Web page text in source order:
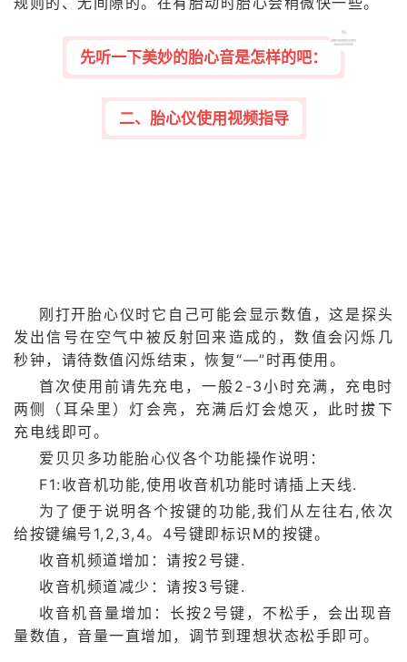
先听一下美妙的胎心音是怎样的吧：
二、胎心仪使用视频指导
刚打开胎心仪时它自己可能会显示数值，这是探头
发出信号在空气中被反射回来造成的，数值会闪烁几
秒钟，请待数值闪烁结束，恢复“—”时再使用。
首次使用前请先充电，一般2-3小时充满，充电时
两侧（耳朵里）灯会亮，充满后灯会熄灭，此时拔下
充电线即可。
爱贝贝多功能胎心仪各个功能操作说明：
F1:收音机功能,使用收音机功能时请插上天线.
为了便于说明各个按键的功能,我们从左往右,依次
给按键编号1,2,3,4。4号键即标识M的按键。
收音机频道增加：请按2号键.
收音机频道减少：请按3号键.
收音机音量增加：长按2号键，不松手，会出现音
量数值，音量一直增加，调节到理想状态松手即可。